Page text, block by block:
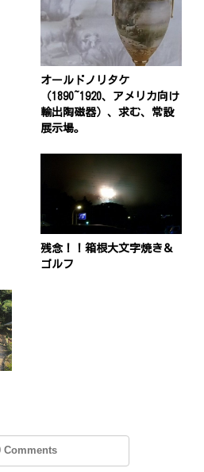
オールドノリタケ
（1890~1920、アメリカ向け
輸出陶磁器）、求む、常設
展示場。
残念！！箱根大文字焼き＆
ゴルフ
Comments